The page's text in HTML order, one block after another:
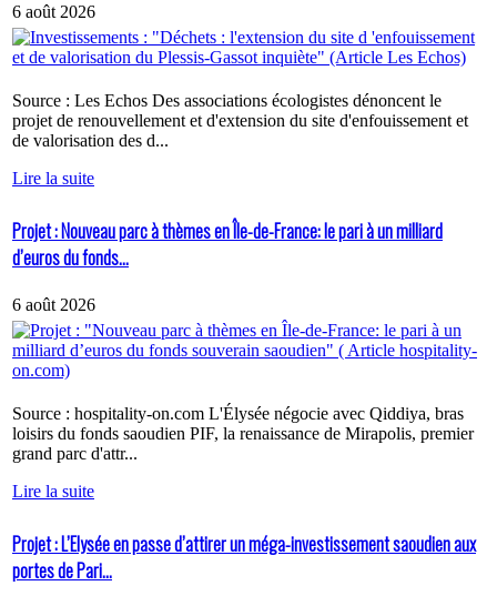
6 août 2026
Source : Les Echos Des associations écologistes dénoncent le
projet de renouvellement et d'extension du site d'enfouissement et
de valorisation des d...
Lire la suite
Projet : Nouveau parc à thèmes en Île-de-France: le pari à un milliard
d’euros du fonds...
6 août 2026
Source : hospitality-on.com L'Élysée négocie avec Qiddiya, bras
loisirs du fonds saoudien PIF, la renaissance de Mirapolis, premier
grand parc d'attr...
Lire la suite
Projet : L’Elysée en passe d’attirer un méga-investissement saoudien aux
portes de Pari...